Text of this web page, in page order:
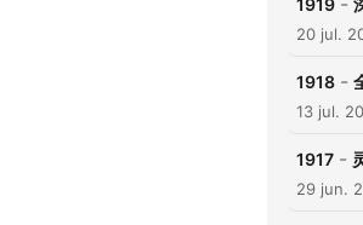
1919
20 jul.
1918 -
13 jul.
1917 -
29 jun.